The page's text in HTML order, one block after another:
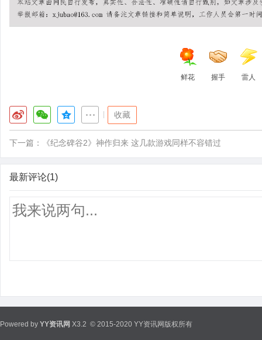
鲜花 握手 雷人
收藏
下一篇： 《纪念碑谷2》神作归来 这几款游戏同样不容错过
最新评论(1)
Powered by YY资讯网 X3.2 © 2015-2020 YY资讯网版权所有